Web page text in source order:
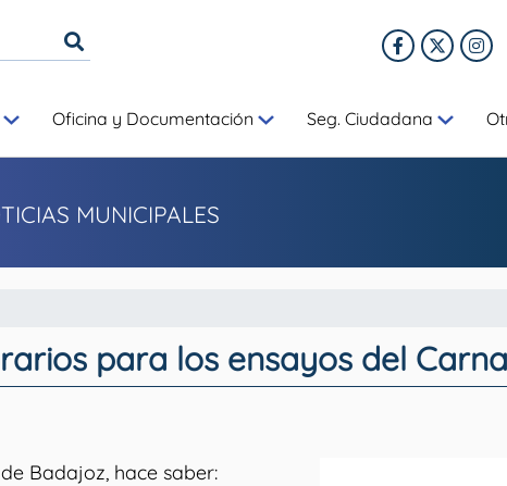
Oficina y Documentación Seg. Ciudadana
MUNICIPALES
para los ensayos del
Badajoz, hace saber: